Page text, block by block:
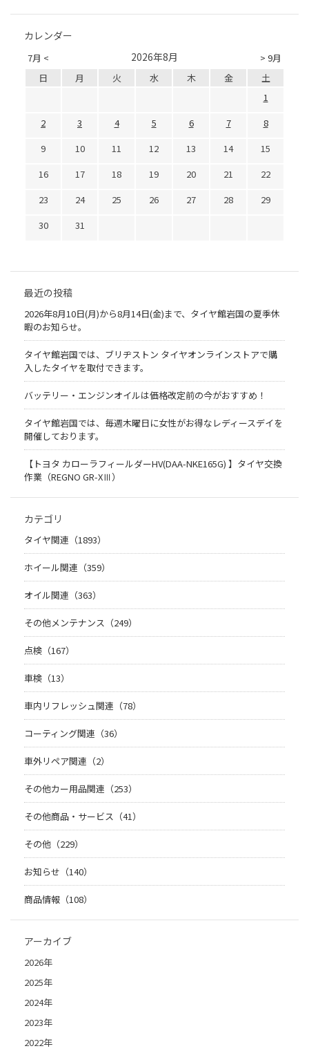
カレンダー
7月 < > 9月
2026年8月
日 月 火 水 木 金
土
1
2
3 4 5 6 7
8
9
10 11 12 13 14
15
16
17 18 19 20 21
22
23
24 25 26 27 28
29
30
31
最近の投稿
2026年8月10日(月)から8月14日(金)まで、タイヤ館岩国の夏季休
暇のお知らせ。
タイヤ館岩国では、ブリヂストン タイヤオンラインストアで購
入したタイヤを取付できます。
バッテリー・エンジンオイルは価格改定前の今がおすすめ！
タイヤ館岩国では、毎週木曜日に女性がお得なレディースデイを
開催しております。
【トヨタ カローラフィールダーHV(DAA-NKE165G) 】タイヤ交換
作業（REGNO GR-XⅢ）
カテゴリ
タイヤ関連（1893）
ホイール関連（359）
オイル関連（363）
その他メンテナンス（249）
点検（167）
車検（13）
車内リフレッシュ関連（78）
コーティング関連（36）
車外リペア関連（2）
その他カー用品関連（253）
その他商品・サービス（41）
その他（229）
お知らせ（140）
商品情報（108）
アーカイブ
2026年
2025年
2024年
2023年
2022年